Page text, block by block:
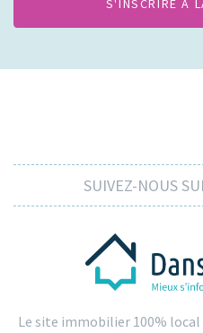
SUIVEZ-NOUS
Le site immobilier 100%